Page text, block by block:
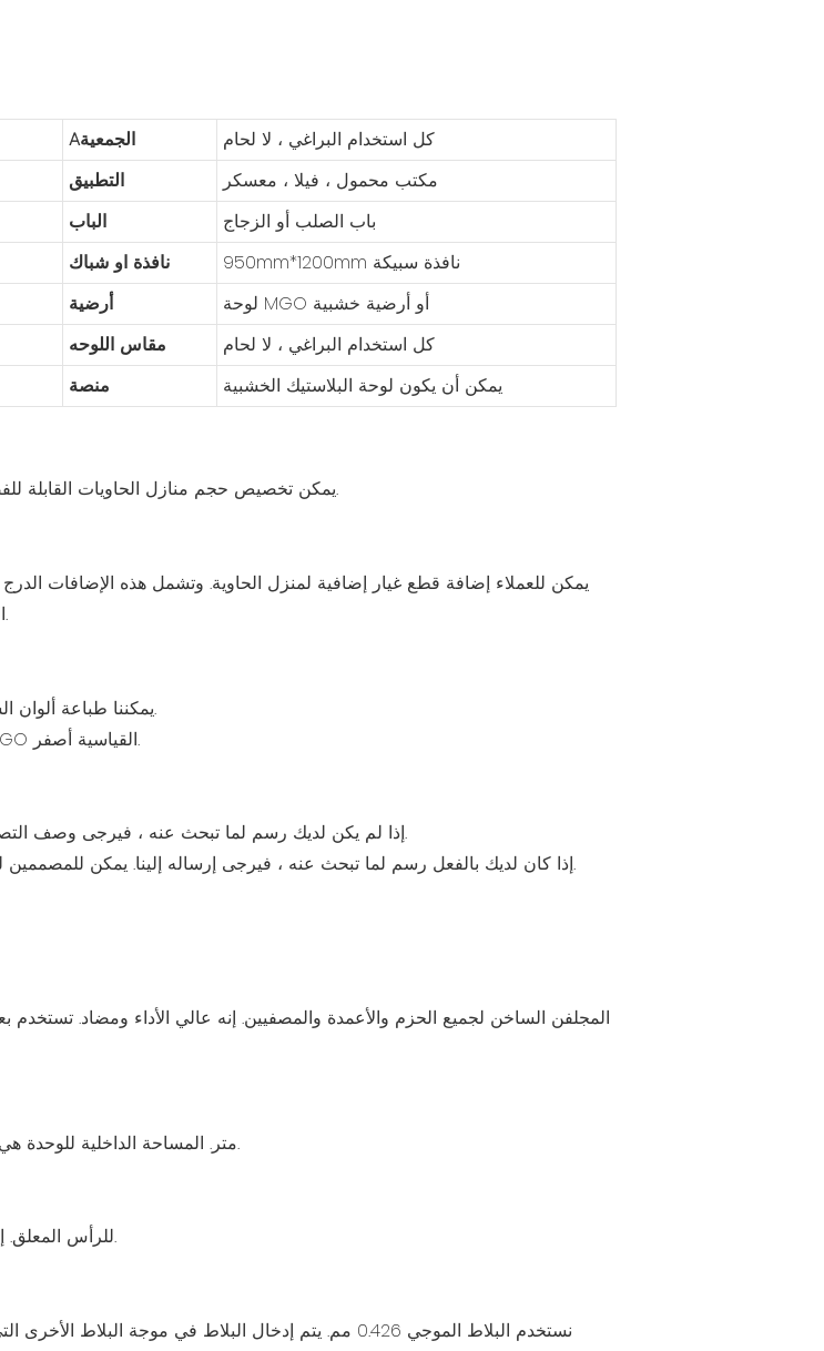
Aالجمعية
كل استخدام البراغي ، لا لحام
التطبيق
مكتب محمول ، فيلا ، معسكر
الباب
باب الصلب أو الزجاج
نافذة او شباك
950mm*1200mm نافذة سبيكة
أرضية
لوحة MGO أو أرضية خشبية
مقاس اللوحه
كل استخدام البراغي ، لا لحام
منصة يمكن أن يكون لوحة البلاستيك الخشبية
يمكن تخصيص حجم منازل الحاويات القابلة للفصل لتلبية احتياجاتك الفردية. حجمنا القياسي هو 6 × 3 × 2.8 متر.
يمكن للعملاء إضافة قطع غيار إضافية لمنزل الحاوية. وتشمل هذه الإضافات الدرج
الزجاجية أو المراحيض أو الستائر أو الممرات أو الدرابزين الصلب.
A. يمكننا طباعة ألوان الشعاع وفقًا لطلبات العميل باللون الأبيض أو الأزرق أو الرمادي.
B. عادة ما يكون البلاط من الباب والسقف أبيض. أرضية لوحة MGO القياسية أصفر.
A. إذا لم يكن لديك رسم لما تبحث عنه ، فيرجى وصف التصميم الذي تريده حتى يتمكن المصممون من رسم التصميم لك.
B. إذا كان لديك بالفعل رسم لما تبحث عنه ، فيرجى إرساله إلينا. يمكن للمصممين لدينا تزويدك برسم ثلاثي الأبعاد استنادًا إلى التصميم الخاص بك.
حجمنا الخارجي القياسي هو 6x3x2.85 متر. المساحة الداخلية للوحدة هي 5.83 × 2.875 × 2.6 متر.
نستخدم الصلب 3.5mm للرأس المعلق. إنه قوي جدًا ويضمن السلامة أثناء الرفع.
نستخدم البلاط الموجي 0.426 مم. يتم إدخال البلاط في